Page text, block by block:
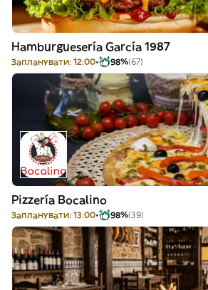
Hamburguesería García 1987
Запланувати: 12:00 98%(67)
Pizzería Bocalino
Запланувати: 13:00 98%(39)